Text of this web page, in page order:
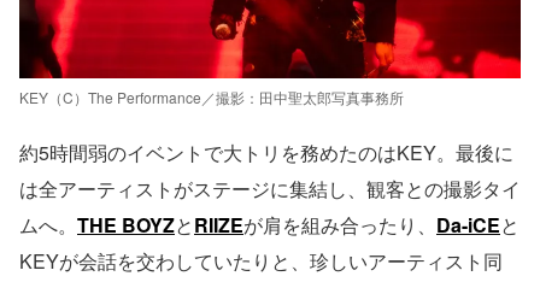
KEY（C）The Performance／撮影：田中聖太郎写真事務所
約5時間弱のイベントで大トリを務めたのはKEY。最後に
は全アーティストがステージに集結し、観客との撮影タイ
ムへ。 THE BOYZとRIIZEが肩を組み合ったり、 Da-iCEと
KEYが会話を交わしていたりと、珍しいアーティスト同